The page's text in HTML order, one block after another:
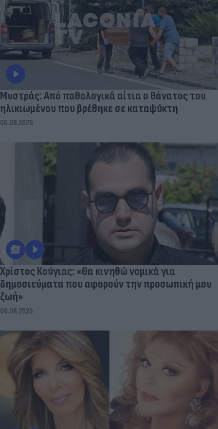
Μυστράς: Από παθολογικά αίτια ο θάνατος του
ηλικιωμένου που βρέθηκε σε καταψύκτη
06.08.2026
Χρίστος Κούγιας: «Θα κινηθώ νομικά για
δημοσιεύματα που αφορούν την προσωπική μου
ζωή»
06.08.2026